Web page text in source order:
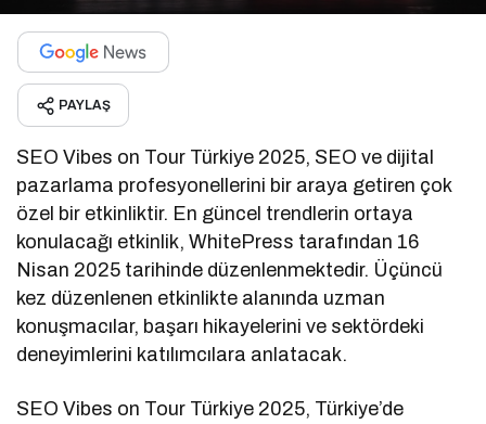
PAYLAŞ
SEO Vibes on Tour Türkiye 2025, SEO ve dijital
pazarlama profesyonellerini bir araya getiren çok
özel bir etkinliktir. En güncel trendlerin ortaya
konulacağı etkinlik, WhitePress tarafından 16
Nisan 2025 tarihinde düzenlenmektedir. Üçüncü
kez düzenlenen etkinlikte alanında uzman
konuşmacılar, başarı hikayelerini ve sektördeki
deneyimlerini katılımcılara anlatacak.
SEO Vibes on Tour Türkiye 2025, Türkiye’de